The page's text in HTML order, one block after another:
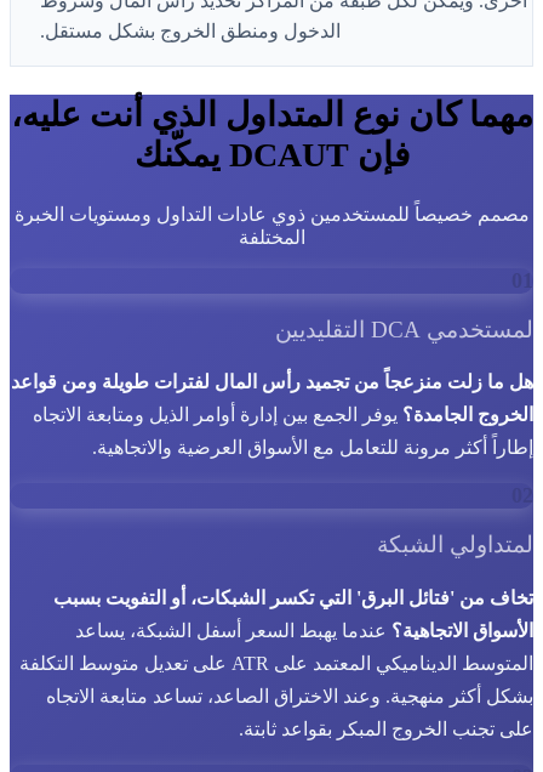
الدخول ومنطق الخروج بشكل مستقل.
مهما كان نوع المتداول الذي أنت عليه،
فإن DCAUT يمكّنك
مصمم خصيصاً للمستخدمين ذوي عادات التداول ومستويات الخبرة
المختلفة
01
لمستخدمي DCA التقليديين
هل ما زلت منزعجاً من تجميد رأس المال لفترات طويلة ومن قواعد
الخروج الجامدة؟ يوفر الجمع بين إدارة أوامر الذيل ومتابعة الاتجاه
إطاراً أكثر مرونة للتعامل مع الأسواق العرضية والاتجاهية.
لمتداولي الشبكة
تخاف من 'فتائل البرق' التي تكسر الشبكات، أو التفويت بسبب
الأسواق الاتجاهية؟ عندما يهبط السعر أسفل الشبكة، يساعد
المتوسط الديناميكي المعتمد على ATR على تعديل متوسط التكلفة
بشكل أكثر منهجية. وعند الاختراق الصاعد، تساعد متابعة الاتجاه
على تجنب الخروج المبكر بقواعد ثابتة.